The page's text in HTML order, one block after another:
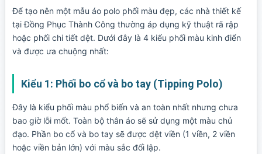
Để tạo nên một mẫu áo polo phối màu đẹp, các nhà thiết kế
tại Đồng Phục Thành Công thường áp dụng kỹ thuật rã rập
hoặc phối chi tiết dệt. Dưới đây là 4 kiểu phối màu kinh điển
và được ưa chuộng nhất:
Kiểu 1: Phối bo cổ và bo tay (Tipping Polo)
Đây là kiểu phối màu phổ biến và an toàn nhất nhưng chưa
bao giờ lỗi mốt. Toàn bộ thân áo sẽ sử dụng một màu chủ
đạo. Phần bo cổ và bo tay sẽ được dệt viền (1 viền, 2 viền
hoặc viền bản lớn) với màu sắc đối lập.